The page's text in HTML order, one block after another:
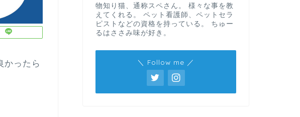
かったら
物知り猫、通称スペさん。 様々な事を教
えてくれる。 ペット看護師、ペットセラ
ピストなどの資格を持っている。 ちゅー
るはささみ味が好き。
＼ Follow me ／